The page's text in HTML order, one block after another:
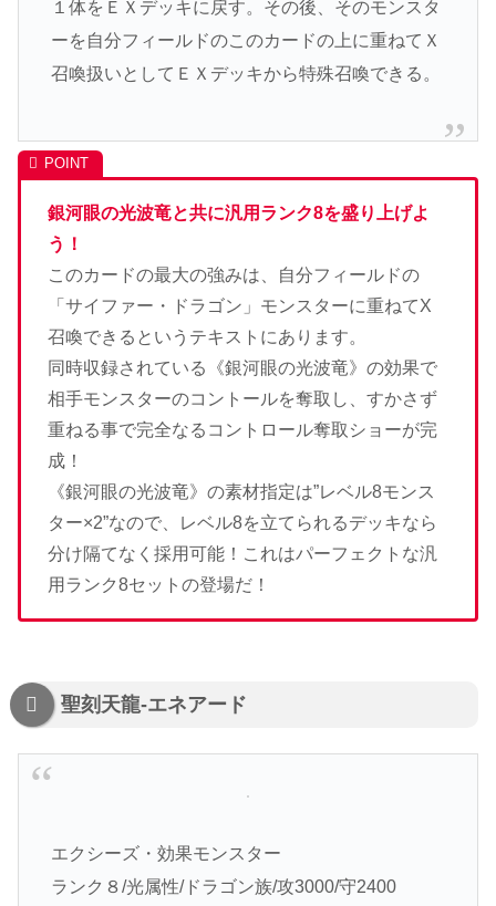
１体をＥＸデッキに戻す。その後、そのモンスタ
ーを自分フィールドのこのカードの上に重ねてＸ
召喚扱いとしてＥＸデッキから特殊召喚できる。
銀河眼の光波竜と共に汎用ランク8を盛り上げよ
う！
このカードの最大の強みは、自分フィールドの
「サイファー・ドラゴン」モンスターに重ねてX
召喚できるというテキストにあります。
同時収録されている《銀河眼の光波竜》の効果で
相手モンスターのコントールを奪取し、すかさず
重ねる事で完全なるコントロール奪取ショーが完
成！
《銀河眼の光波竜》の素材指定は”レベル8モンス
ター×2”なので、レベル8を立てられるデッキなら
分け隔てなく採用可能！これはパーフェクトな汎
用ランク8セットの登場だ！
聖刻天龍-エネアード
エクシーズ・効果モンスター
ランク８/光属性/ドラゴン族/攻3000/守2400